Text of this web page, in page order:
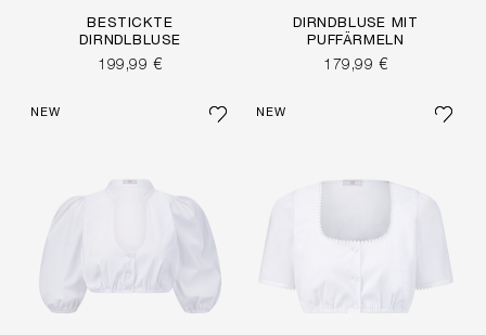
BESTICKTE
DIRNDLBLUSE
199,99 €
DIRNDBLUSE MIT
PUFFÄRMELN
179,99 €
NEW NEW